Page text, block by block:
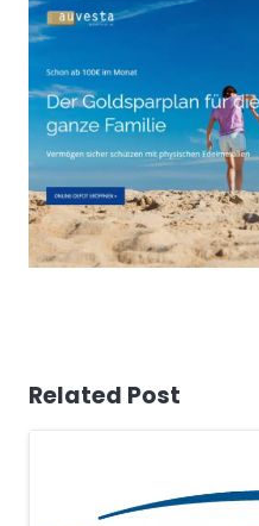
Related Post